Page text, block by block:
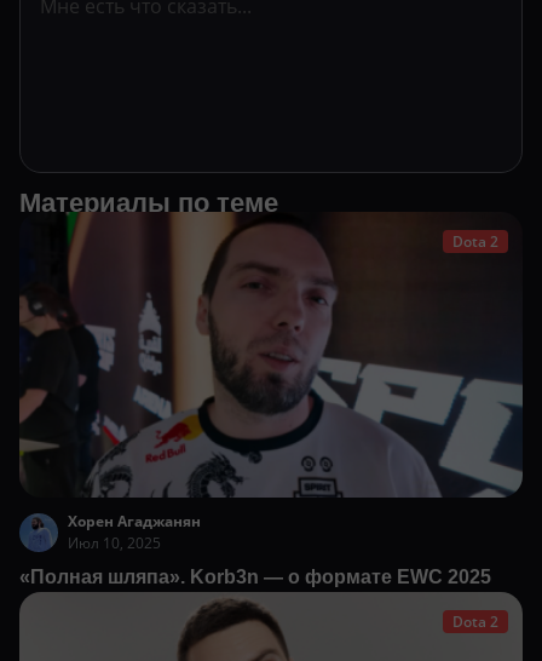
Материалы по теме
Dota 2
Хорен Агаджанян
Июл 10, 2025
«Полная шляпа». Korb3n — о формате EWC 2025
Dota 2